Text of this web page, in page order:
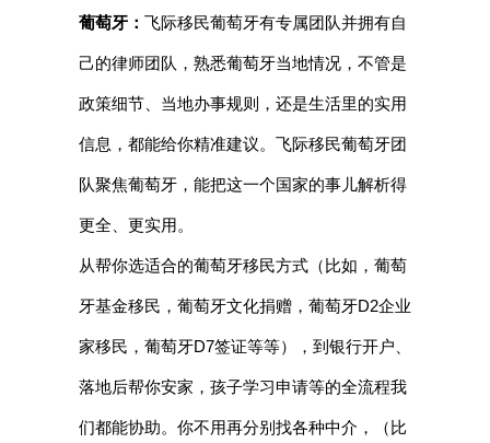
葡萄牙： 飞际移民葡萄牙有专属团队并拥有自
己的律师团队，熟悉葡萄牙当地情况，不管是
政策细节、当地办事规则，还是生活里的实用
信息，都能给你精准建议。飞际移民葡萄牙团
队聚焦葡萄牙，能把这一个国家的事儿解析得
更全、更实用。
从帮你选适合的葡萄牙移民方式（比如，葡萄
牙基金移民，葡萄牙文化捐赠，葡萄牙D2企业
家移民，葡萄牙D7签证等等），到银行开户、
落地后帮你安家，孩子学习申请等的全流程我
们都能协助。你不用再分别找各种中介，（比